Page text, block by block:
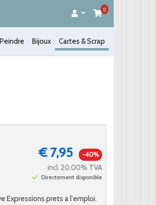
0
Peindre Bijoux Cartes & Scrap
€ 7,95 -40%
incl. 20.00% TVA
Directement disponible
Expressions prets a l'emploi.